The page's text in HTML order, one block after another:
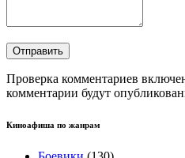
Проверка комментариев
комментарии будут
Киноафиша по жанрам